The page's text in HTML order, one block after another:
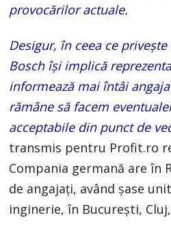
provocărilor actuale.
Desigur, în ceea ce
Bosch își implică
informează mai întâi
rămâne să facem
acceptabile din punct de
transmis pentru Profit.ro
Compania germană are în
de angajați, având șase
inginerie, în București,